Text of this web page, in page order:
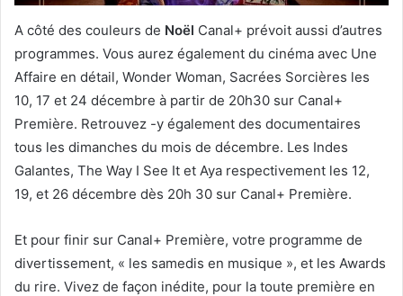
A côté des couleurs de Noël Canal+ prévoit aussi d’autres
programmes. Vous aurez également du cinéma avec Une
Affaire en détail, Wonder Woman, Sacrées Sorcières les
10, 17 et 24 décembre à partir de 20h30 sur Canal+
Première. Retrouvez -y également des documentaires
tous les dimanches du mois de décembre. Les Indes
Galantes, The Way I See It et Aya respectivement les 12,
19, et 26 décembre dès 20h 30 sur Canal+ Première.
Et pour finir sur Canal+ Première, votre programme de
divertissement, « les samedis en musique », et les Awards
du rire. Vivez de façon inédite, pour la toute première en